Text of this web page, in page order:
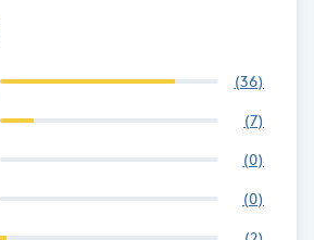
(36)
(7)
(0)
(0)